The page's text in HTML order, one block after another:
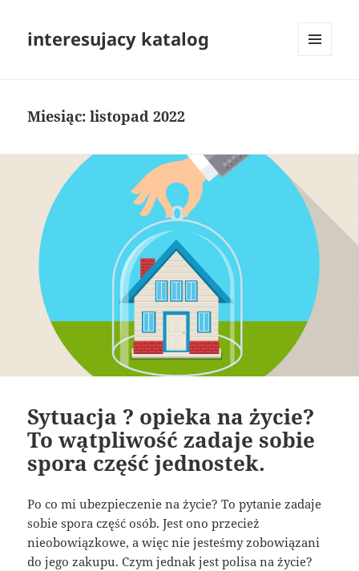
interesujacy katalog
Miesiąc:listopad 2022
Sytuacja ? opieka na życie?
To wątpliwość zadaje sobie
spora część jednostek.
Po co mi ubezpieczenie na życie? To pytanie zadaje
sobie spora część osób. Jest ono przecież
nieobowiązkowe, a więc nie jesteśmy zobowiązani
do jego zakupu. Czym jednak jest polisa na życie?